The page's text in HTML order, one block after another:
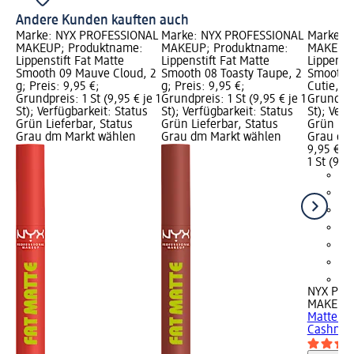
Andere Kunden kauften auch
Marke: NYX PROFESSIONAL
MAKEUP; Produktname:
Lippenstift Fat Matte
Smooth 09 Mauve Cloud, 2
g; Preis: 9,95 €;
Grundpreis: 1 St (9,95 € je 1
St); Verfügbarkeit: Status
Grün Lieferbar, Status
Grau dm Markt wählen
Marke: NYX PROFESSIONAL
MAKEUP; Produktname:
Lippenstift Fat Matte
Smooth 08 Toasty Taupe, 2
g; Preis: 9,95 €;
Grundpreis: 1 St (9,95 € je 1
St); Verfügbarkeit: Status
Grün Lieferbar, Status
Grau dm Markt wählen
Marke:
Smooth
Cutie, 2
St);
Grün
Grau
9,95 €
1 St
NYX
MAKEUP
Matte